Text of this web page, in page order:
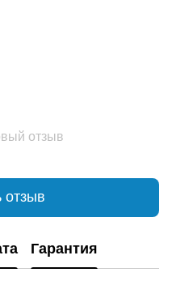
отзыв
отзыв
Гарантия